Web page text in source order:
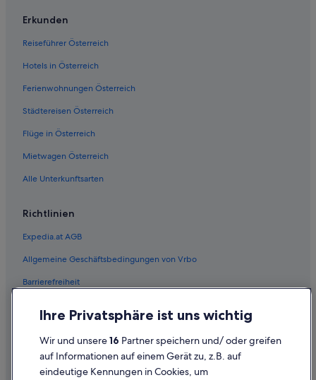
Erkunden
Reiseführer Österreich
Hotels in Österreich
Ferienwohnungen Österreich
Städtereisen Österreich
Flüge in Österreich
Mietwagen Österreich
Alle Unterkunftsarten
Richtlinien
Expedia.at AGB
Allgemeine Geschäftsbedingungen von Vrbo
Barrierefreiheit
Rechtliche Hinweise/Kontakt
Ihre Privatsphäre ist uns wichtig
Wir und unsere16 Partner speichern und/ oder greifen
auf Informationen auf einem Gerät zu, z.B. auf
eindeutige Kennungen in Cookies, um